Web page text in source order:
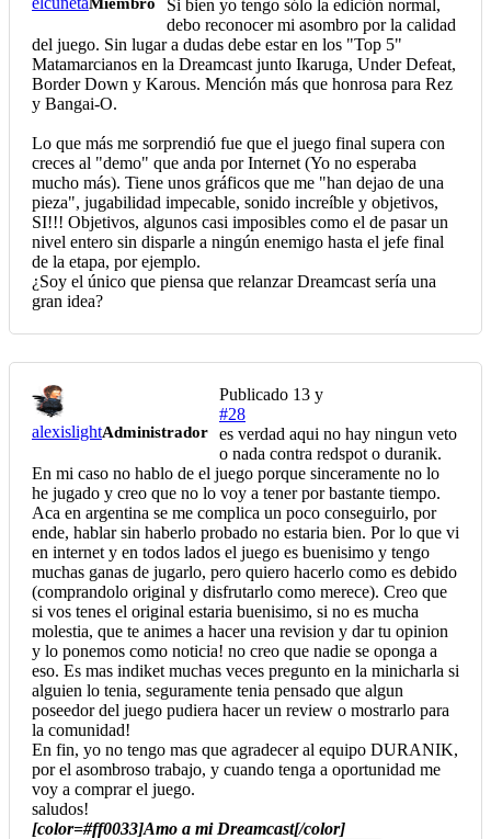
Si bien yo tengo sólo la edición normal,
debo reconocer mi asombro por la calidad
del juego. Sin lugar a dudas debe estar en los "Top 5"
Matamarcianos en la Dreamcast junto Ikaruga, Under Defeat,
Border Down y Karous. Mención más que honrosa para Rez
y Bangai-O.
Lo que más me sorprendió fue que el juego final supera con
creces al "demo" que anda por Internet (Yo no esperaba
mucho más). Tiene unos gráficos que me "han dejao de una
pieza", jugabilidad impecable, sonido increíble y objetivos,
SI!!! Objetivos, algunos casi imposibles como el de pasar un
nivel entero sin disparle a ningún enemigo hasta el jefe final
de la etapa, por ejemplo.
¿Soy el único que piensa que relanzar Dreamcast sería una
gran idea?
alexislightAdministrador
Publicado 13 y
#28
es verdad aqui no hay ningun veto
o nada contra redspot o duranik.
En mi caso no hablo de el juego porque sinceramente no lo
he jugado y creo que no lo voy a tener por bastante tiempo.
Aca en argentina se me complica un poco conseguirlo, por
ende, hablar sin haberlo probado no estaria bien. Por lo que vi
en internet y en todos lados el juego es buenisimo y tengo
muchas ganas de jugarlo, pero quiero hacerlo como es debido
(comprandolo original y disfrutarlo como merece). Creo que
si vos tenes el original estaria buenisimo, si no es mucha
molestia, que te animes a hacer una revision y dar tu opinion
y lo ponemos como noticia! no creo que nadie se oponga a
eso. Es mas indiket muchas veces pregunto en la minicharla si
alguien lo tenia, seguramente tenia pensado que algun
poseedor del juego pudiera hacer un review o mostrarlo para
la comunidad!
En fin, yo no tengo mas que agradecer al equipo DURANIK,
por el asombroso trabajo, y cuando tenga a oportunidad me
voy a comprar el juego.
saludos!
[color=#ff0033]Amo a mi Dreamcast[/color]